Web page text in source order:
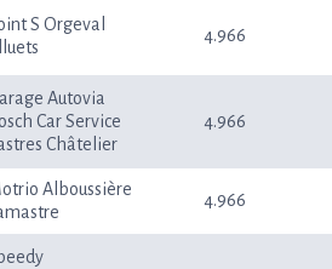
S Orgeval
4.966
Autovia
Car Service
Châtelier
4.966
Alboussière
4.966